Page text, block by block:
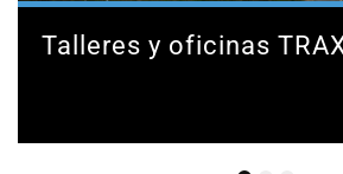
Talleres y oficinas